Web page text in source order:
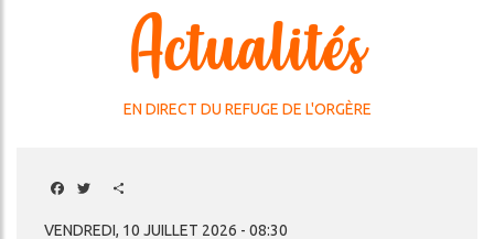
Actualités
EN DIRECT DU REFUGE DE L'ORGÈRE
Facebook
Twitter
VENDREDI, 10 JUILLET 2026 - 08:30